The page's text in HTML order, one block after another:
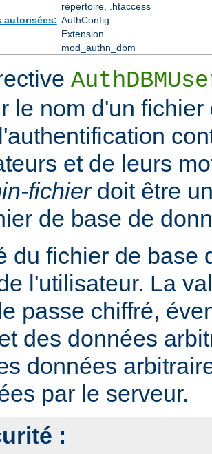
répertoire, .htaccess
autorisées: AuthConfig
Extension
mod_authn_dbm
le nom d'un
et de leurs
fichierdoit être
de base de
du fichier de base
l'utilisateur. La
passe chiffré,
des données
données
par le serveur.
: